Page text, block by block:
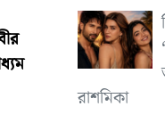
রাশমিকা